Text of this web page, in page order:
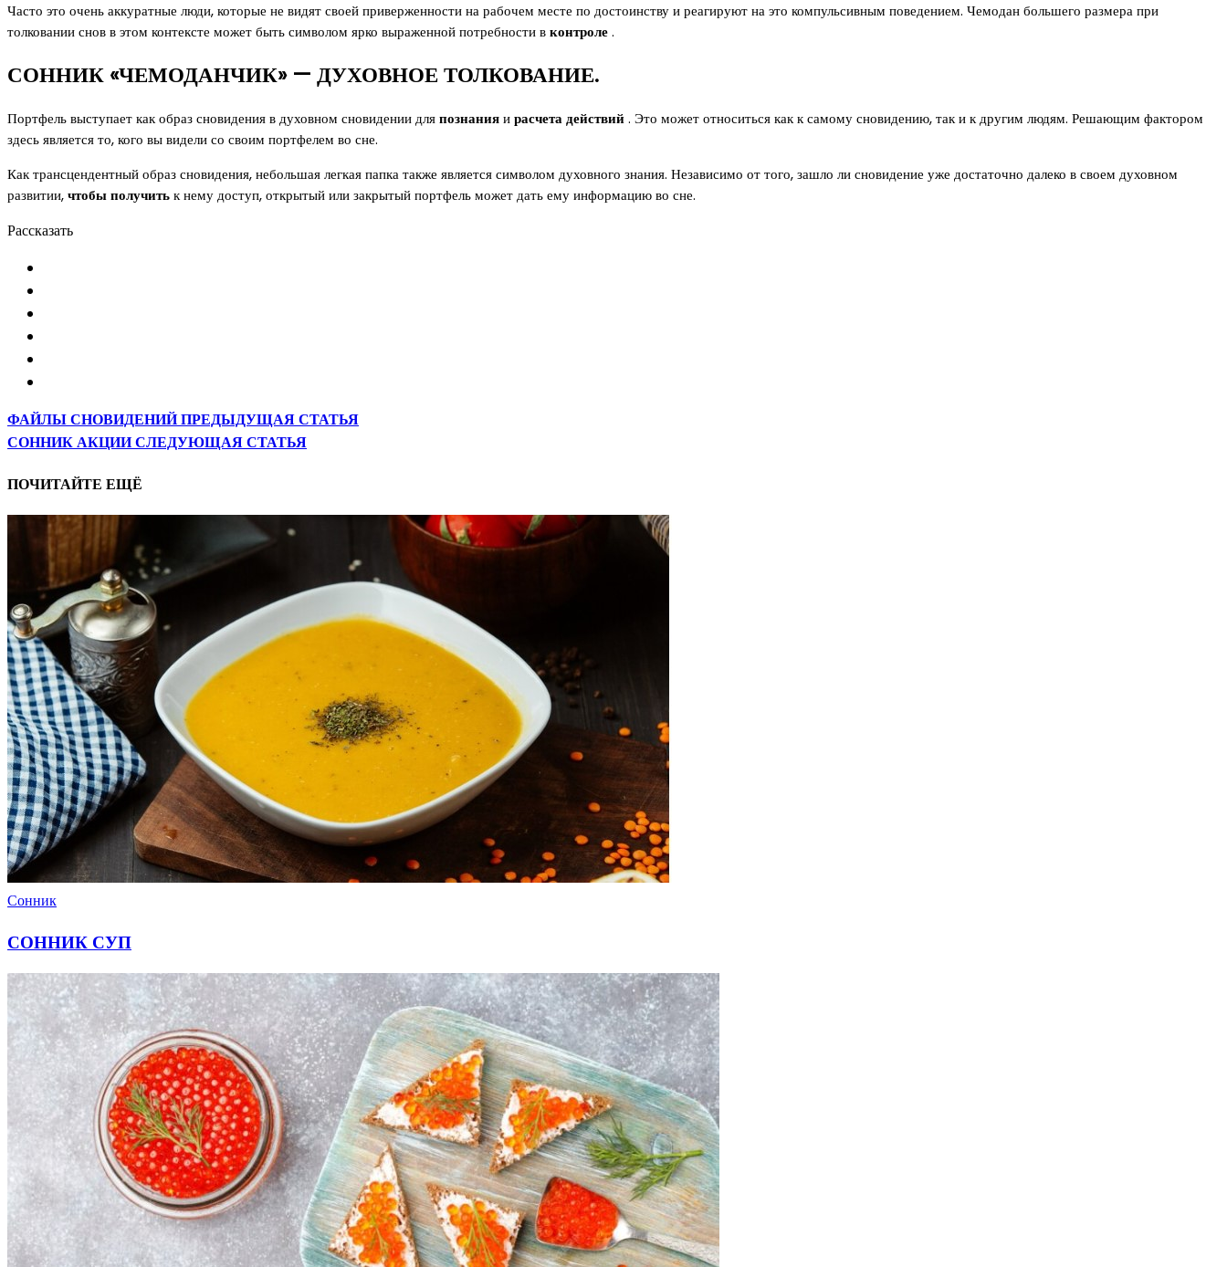
Часто это очень аккуратные люди, которые не видят своей приверженности на рабочем месте по достоинству и реагируют на это компульсивным поведением. Чемодан большего размера при
толковании снов в этом контексте может быть символом ярко выраженной потребности вконтроле.
СОННИК «ЧЕМОДАНЧИК» — ДУХОВНОЕ ТОЛКОВАНИЕ.
Портфель выступает как образ сновидения в духовном сновидении дляпознанияирасчета действий. Это может относиться как к самому сновидению, так и к другим людям. Решающим фактором
здесь является то, кого вы видели со своим портфелем во сне.
Как трансцендентный образ сновидения, небольшая легкая папка также является символом духовного знания. Независимо от того, зашло ли сновидение уже достаточно далеко в своем духовном
развитии,чтобы получитьк нему доступ, открытый или закрытый портфель может дать ему информацию во сне.
Рассказать
ФАЙЛЫ СНОВИДЕНИЙПРЕДЫДУЩАЯ СТАТЬЯ
СОННИК АКЦИИСЛЕДУЮЩАЯ СТАТЬЯ
ПОЧИТАЙТЕ ЕЩЁ
Сонник
СОННИК СУП